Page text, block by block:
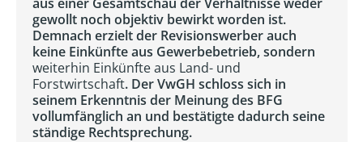
gewollt noch objektiv bewirkt worden ist.
Demnach erzielt der Revisionswerber auch
keine Einkünfte aus Gewerbebetrieb, sondern
weiterhin Einkünfte aus Land- und
Forstwirtschaft. Der VwGH schloss sich in
seinem Erkenntnis der Meinung des BFG
vollumfänglich an und bestätigte dadurch seine
ständige Rechtsprechung.